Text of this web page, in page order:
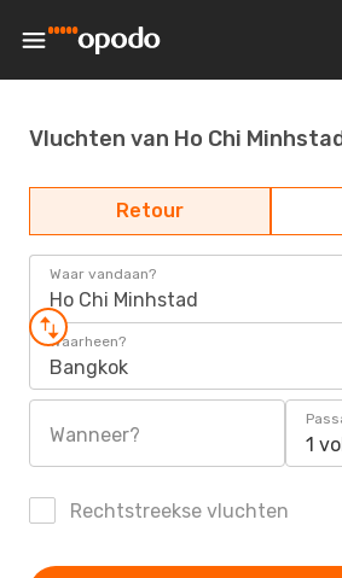
Vluchten van Ho Chi
Retour
Waar vandaan?
Ho Chi Minhstad
Waarheen?
Bangkok
Wanneer? 1
Rechtstreekse vluchten